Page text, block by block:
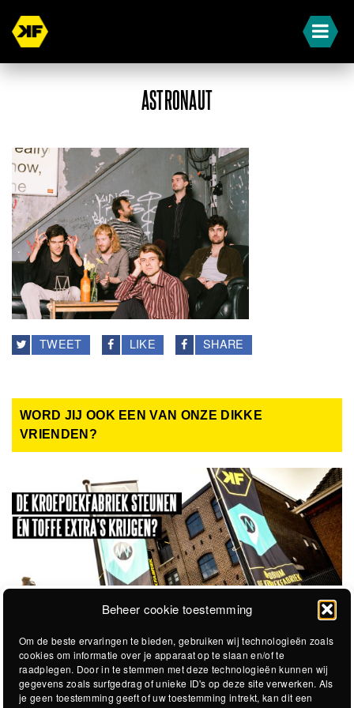
Beheer cookie toestemming
Om de beste ervaringen te bieden, gebruiken wij technologieën zoals
cookies om informatie over je apparaat op te slaan en/of te
raadplegen. Door in te stemmen met deze technologieën kunnen wij
gegevens zoals surfgedrag of unieke ID's op deze site verwerken. Als
je geen toestemming geeft of uw toestemming intrekt, kan dit een
ASTRONAUT
TWEET LIKE SHARE
WORD JIJ OOK EEN VAN ONZE DIKKE
VRIENDEN?